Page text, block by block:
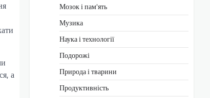
а
Мозок і пам'ять
Музика
Наука і технології
Подорожі
Природа і тварини
Продуктивність